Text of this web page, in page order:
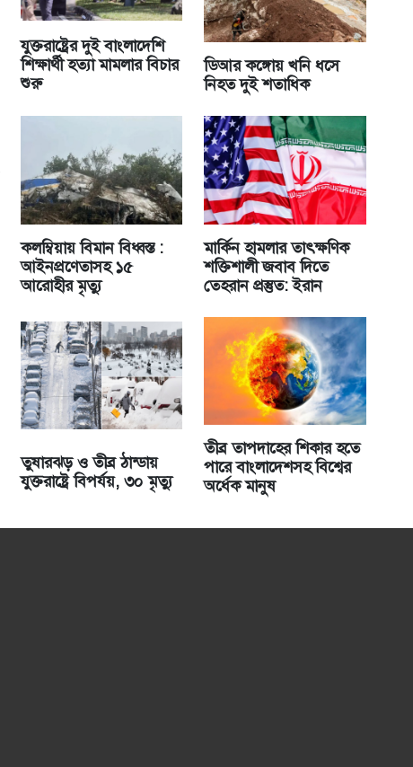
যুক্তরাষ্ট্রের দুই বাংলাদেশি
শিক্ষার্থী হত্যা মামলার বিচার
শুরু
ডিআর কঙ্গোয় খনি ধসে
নিহত দুই শতাধিক
কলম্বিয়ায় বিমান বিধ্বস্ত :
আইনপ্রণেতাসহ ১৫
আরোহীর মৃত্যু
মার্কিন হামলার তাৎক্ষণিক
শক্তিশালী জবাব দিতে
তেহরান প্রস্তুত: ইরান
তুষারঝড় ও তীব্র ঠান্ডায়
যুক্তরাষ্ট্রে বিপর্যয়, ৩০ মৃত্যু
তীব্র তাপদাহের শিকার হতে
পারে বাংলাদেশসহ বিশ্বের
অর্ধেক মানুষ